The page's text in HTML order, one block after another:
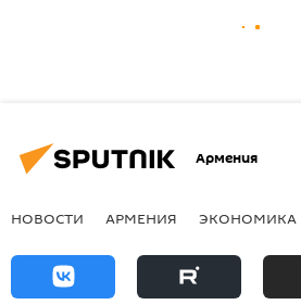
Армения
НОВОСТИ АРМЕНИЯ ЭКОНОМИКА